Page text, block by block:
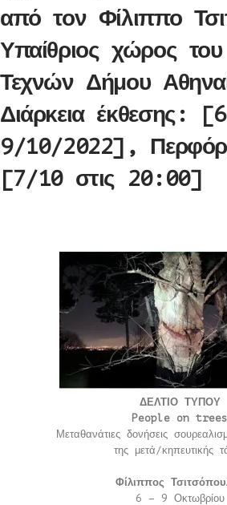
από τον Φίλιππο
Υπαίθριος χώρος
Τεχνών Δήμου
Διάρκεια έκθεσης:
9/10/2022],
[7/10 στις 20:00]
ΔΕΛΤΙΟ ΤΥΠΟΥ
People on trees
Μεταθανάτιες δονήσεις
της μετά/κηπευτικής
Φίλιππος
6 – 9 Οκτωβρίου